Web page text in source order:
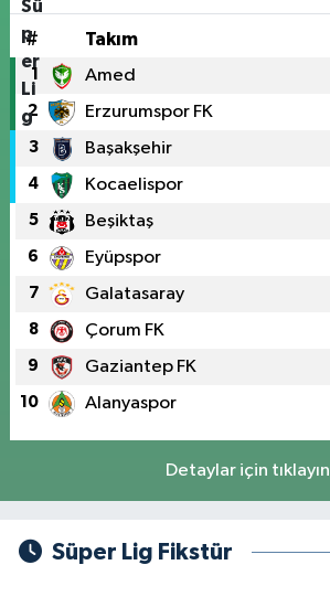
# Takım
1 Amed
2 Erzurumspor FK
3 Başakşehir
4 Kocaelispor
5 Beşiktaş
6 Eyüpspor
7 Galatasaray
8 Çorum FK
9 Gaziantep FK
10 Alanyaspor
Detaylar için tıklayın
Süper Lig Fikstür